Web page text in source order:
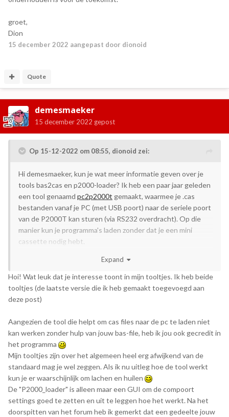
groet,
Dion
15 december 2022 aangepast door dionoid
Quote
demesmaeker
15 december 2022 gepost
Op 15-12-2022 om 08:55, dionoid zei:
Hi demesmaeker, kun je wat meer informatie geven over je
tools bas2cas en p2000-loader? Ik heb een paar jaar geleden
een tool genaamd pc2p2000t gemaakt, waarmee je .cas
bestanden vanaf je PC (met USB poort) naar de seriele poort
van de P2000T kan sturen (via RS232 overdracht). Op die
manier kun je programma's laden zonder dat je een mini
cassette nodig hebt.
Ik beheer trouwens github.com/p2000t, dus je kunt een pull-
request sturen als je iets wilt toevoegen. Voor tools gaat
mijn voorkeur uit naar command-line scripts (bijv. in Python),
zodat het werkt op iedere computer (Windows, Linux, Mac)
groet,
Dion
Expand
Hoi! Wat leuk dat je interesse toont in mijn tooltjes. Ik heb beide
tooltjes (de laatste versie die ik heb gemaakt toegevoegd aan
deze post)
Aangezien de tool die helpt om cas files naar de pc te laden niet
kan werken zonder hulp van jouw bas-file, heb ik jou ook gecredit in
het programma
Mijn tooltjes zijn over het algemeen heel erg afwijkend van de
standaard mag je wel zeggen. Als ik nu uitleg hoe de tool werkt
kun je er waarschijnlijk om lachen en huilen
De "P2000_loader" is alleen maar een GUI om de compoort
settings goed te zetten en uit te leggen hoe het werkt. Na het
doorspitten van het forum heb ik gemerkt dat een gedeelte jouw